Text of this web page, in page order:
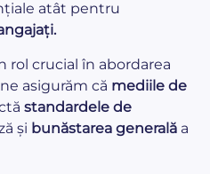
atât pentru
rol crucial în abordarea
asigurăm că mediile de
standardele de
și bunăstarea generală a